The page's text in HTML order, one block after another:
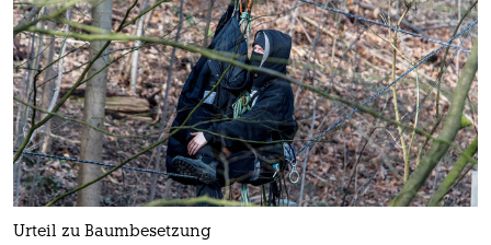
Urteil zu Baumbesetzung